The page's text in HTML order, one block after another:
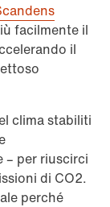
facilmente il
il
clima stabiliti
– per riuscirci
di CO2.
perché